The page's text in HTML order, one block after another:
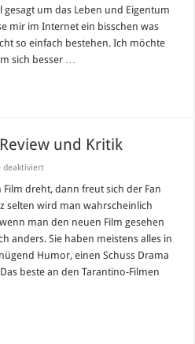
um das Leben und Eigentum
mir im Internet ein bisschen was
so einfach bestehen. Ich möchte
sich besser …
und Kritik
deaktiviertfür
Unchained:
Review
und
Kritik
dreht, dann freut sich der Fan
selten wird man wahrscheinlich
man den neuen Film gesehen
anders. Sie haben meistens alles in
Humor, einen Schuss Drama
beste an den Tarantino-Filmen